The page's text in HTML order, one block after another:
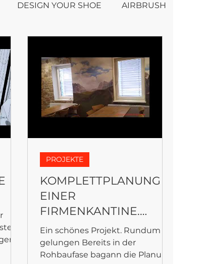
DESIGN YOUR SHOE AIRBRUSH
KOMPLETTPLANUNG
EINER
FIRMENKANTINE.
Relaxt auf Arbeit ins
Brötchen beißen.
MAHLZEIT:-)
Ein schönes Projekt. Rundum
gelungen Bereits in der
Rohbaufase bagann die Planung
PROJEKTE